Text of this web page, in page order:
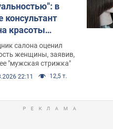
в
консультант
красоты
женщину
химиотерапии,
скандал.
салона оценил
женщины, заявив,
"мужская стрижка"
22:11 12,5 т.